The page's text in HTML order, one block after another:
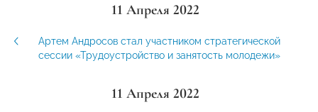
11 Апреля 2022
Артем Андросов стал участником стратегической
сессии «Трудоустройство и занятость молодежи»
11 Апреля 2022